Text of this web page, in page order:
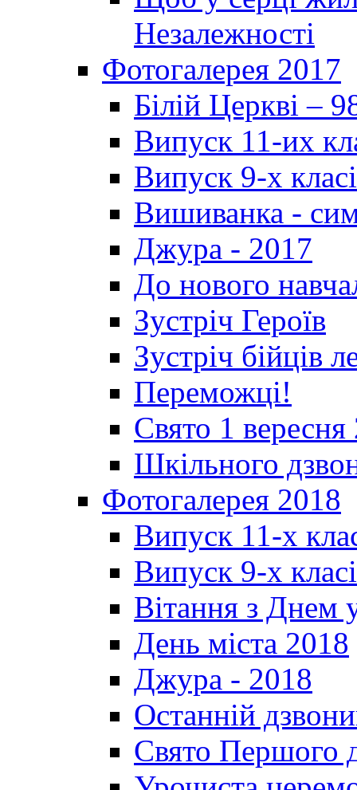
Незалежності
Фотогалерея 2017
Білій Церкві –
Випуск 11-их
Випуск 9-х
Вишиванка -
Джура - 2017
До нового
Зустріч Героїв
Зустріч бійців
Переможці!
Свято 1 вересня
Шкільного
Фотогалерея 2018
Випуск 11-х
Випуск 9-х
Вітання з Днем
День міста 2018
Джура - 2018
Останній
Свято Першого